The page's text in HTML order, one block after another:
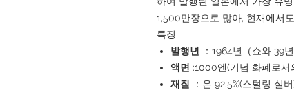
1,500만장으로 많아, 현재에서
특징
발행년
：1964년（쇼와 39년
액면 :1000엔(기념 화폐로
재질
：은 92.5%(스털링 실